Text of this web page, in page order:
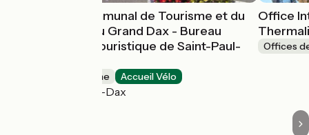
Office Intercommunal de Tourisme et du
Thermalisme du Grand Dax - Bureau
d'Information Touristique de Saint-Paul-
Offices de Tourisme Accueil Vélo
Saint-Paul-lès-Dax
Office
Offices